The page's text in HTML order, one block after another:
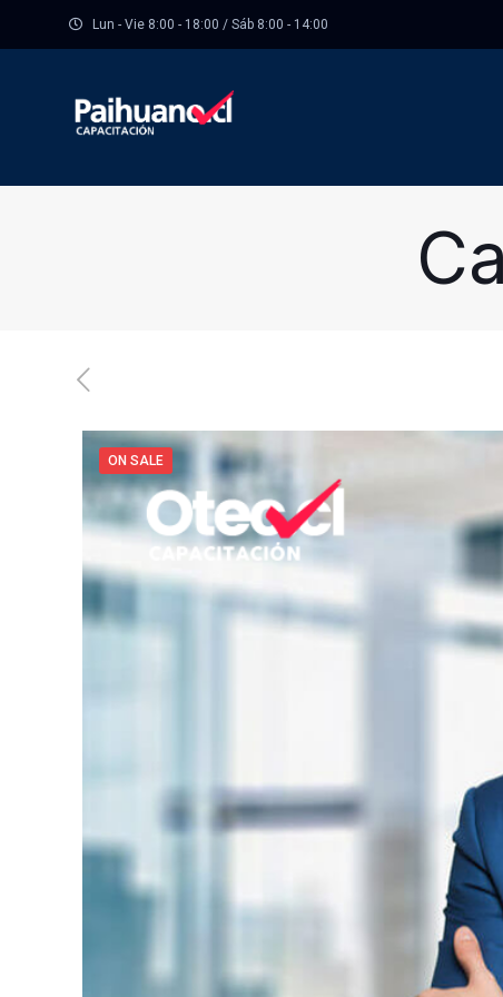
Lun - Vie 8:00 - 18:00 / Sáb 8:00 - 14:00
ON SALE